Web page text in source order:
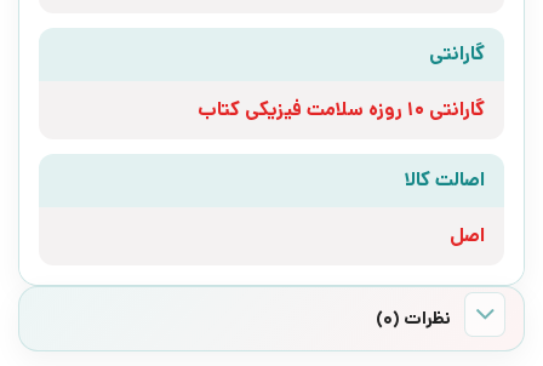
گارانتی
گارانتی 10 روزه سلامت فیزیکی کتاب
اصالت کالا
اصل
نظرات (0)